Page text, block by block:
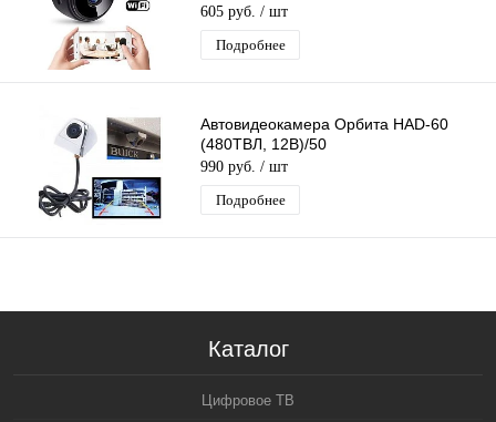
605 руб. / шт
Подробнее
Автовидеокамера Орбита HAD-60
(480ТВЛ, 12В)/50
990 руб. / шт
Подробнее
Каталог
Цифровое ТВ